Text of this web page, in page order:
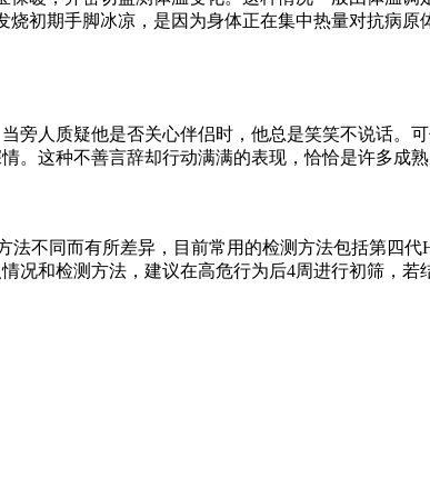
初期手脚冰凉，是因为身体正在集中热量对抗病
人质疑他是否关心伴侣时，他总是笑笑不说话。
这种不善言辞却行动满满的表现，恰恰是许多成
不同而有所差异，目前常用的检测方法包括第四
和检测方法，建议在高危行为后4周进行初筛，